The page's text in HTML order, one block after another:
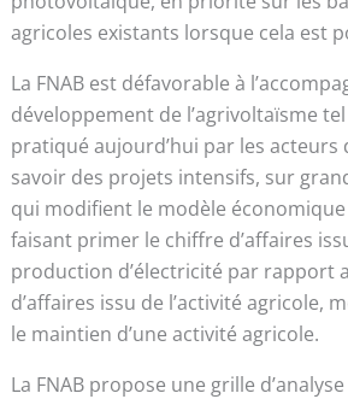
agricoles existants lorsque cela est
La FNAB est défavorable à
développement de l’agrivoltaïsme
pratiqué aujourd’hui par les acteurs
savoir des projets intensifs, sur
qui modifient le modèle
faisant primer le chiffre d’affaires
production d’électricité par rapport
d’affaires issu de l’activité agricole,
le maintien d’une activité agricole.
La FNAB propose une grille